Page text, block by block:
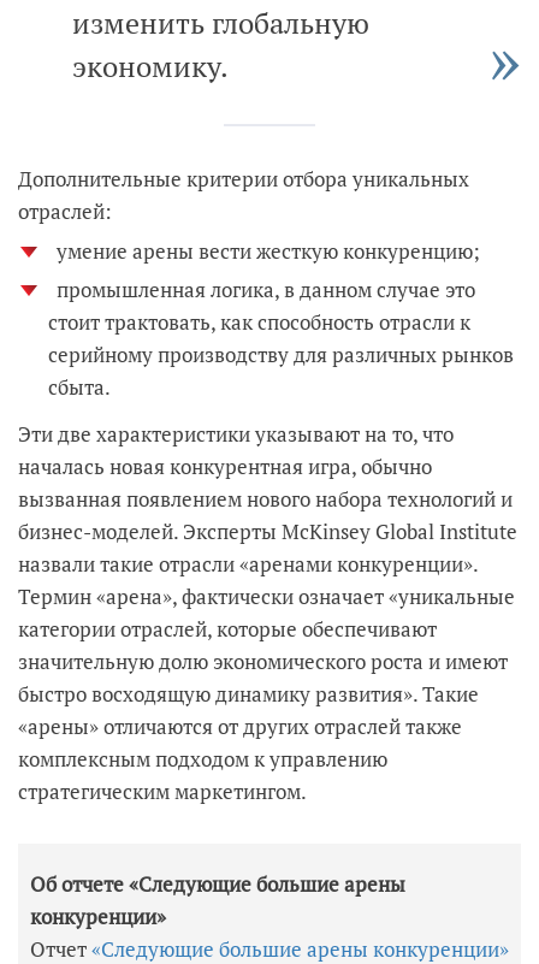
изменить глобальную
экономику.
Дополнительные критерии отбора уникальных
отраслей:
умение арены вести жесткую конкуренцию;
промышленная логика, в данном случае это
стоит трактовать, как способность отрасли к
серийному производству для различных рынков
сбыта.
Эти две характеристики указывают на то, что
началась новая конкурентная игра, обычно
вызванная появлением нового набора технологий и
бизнес-моделей. Эксперты McKinsey Global Institute
назвали такие отрасли «аренами конкуренции».
Термин «арена», фактически означает «уникальные
категории отраслей, которые обеспечивают
значительную долю экономического роста и имеют
быстро восходящую динамику развития». Такие
«арены» отличаются от других отраслей также
комплексным подходом к управлению
стратегическим маркетингом.
Об отчете «Следующие большие арены
конкуренции»
Отчет«Следующие большие арены конкуренции»